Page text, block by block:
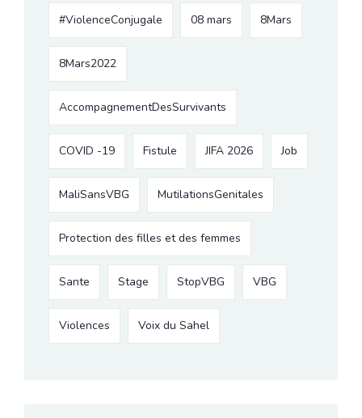
#ViolenceConjugale 08 mars 8Mars
8Mars2022
AccompagnementDesSurvivants
COVID -19 Fistule JIFA 2026 Job
MaliSansVBG MutilationsGenitales
Protection des filles et des femmes
Sante Stage StopVBG VBG
Violences Voix du Sahel